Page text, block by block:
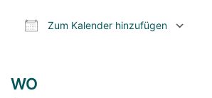
Zum Kalender hinzufügen
WO